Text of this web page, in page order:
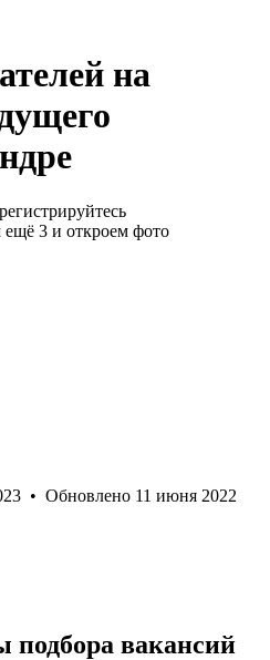
на
3 и откроем фото
• Обновлено 11 июня 2022
вакансий